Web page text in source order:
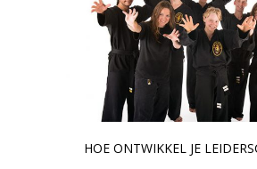
HOE ONTWIKKEL JE